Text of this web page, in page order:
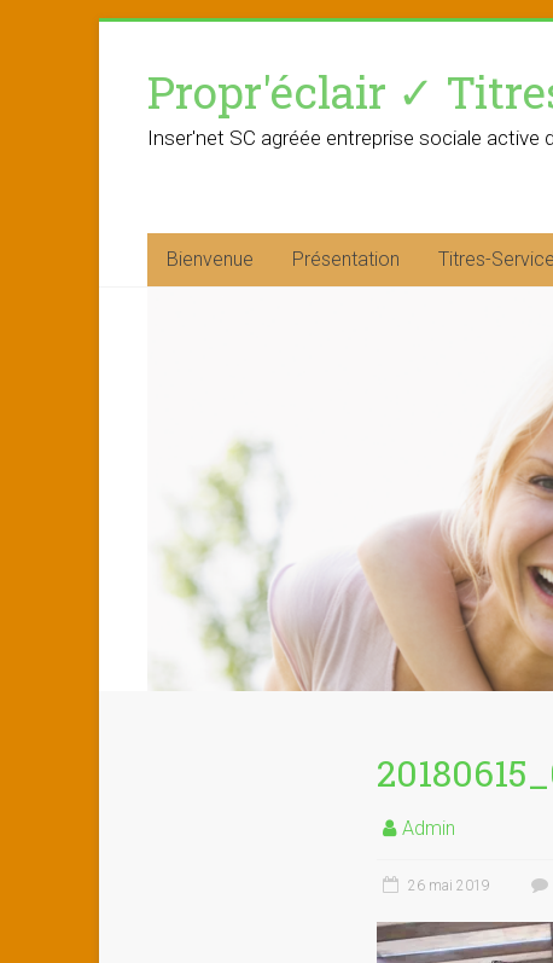
contentPropr'éclair ✓
Inser'net SC agréée entreprise sociale active
Bienvenue Présentation Titres-
Admin
26 mai 2019